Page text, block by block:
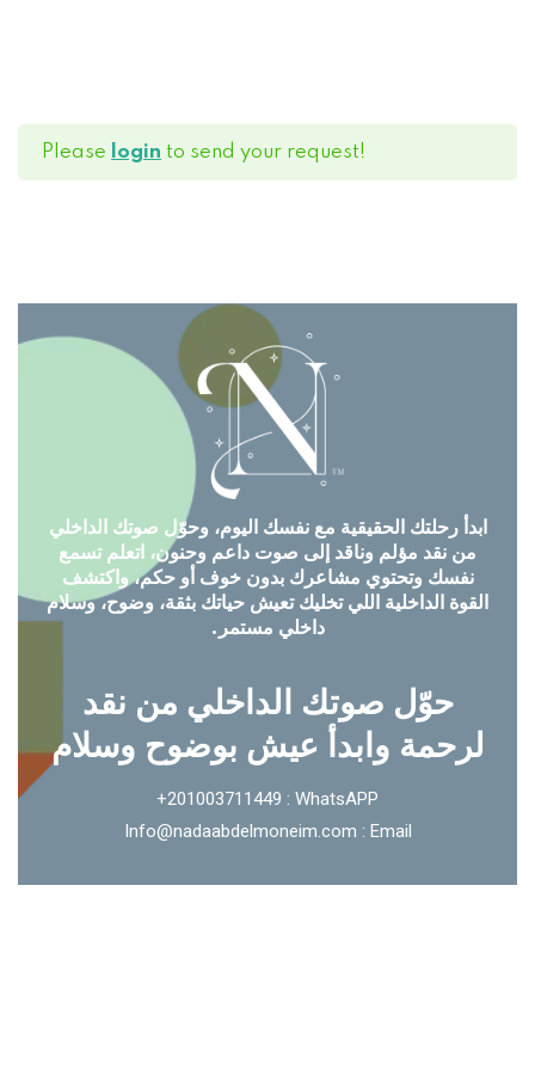
Please login to send your request!
ابدأ رحلتك الحقيقية مع نفسك اليوم، وحوّل صوتك الداخلي
من نقد مؤلم وناقد إلى صوت داعم وحنون، اتعلم تسمع
نفسك وتحتوي مشاعرك بدون خوف أو حكم، واكتشف
القوة الداخلية اللي تخليك تعيش حياتك بثقة، وضوح، وسلام
داخلي مستمر.
حوّل صوتك الداخلي من نقد
لرحمة وابدأ عيش بوضوح وسلام
+201003711449 : WhatsAPP
Info@nadaabdelmoneim.com : Email